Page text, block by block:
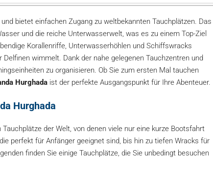
bietet einfachen Zugang zu weltbekannten Tauchplätzen. Das
und die reiche Unterwasserwelt, was es zu einem Top-Ziel
Korallenriffe, Unterwasserhöhlen und Schiffswracks
wimmelt. Dank der nahe gelegenen Tauchzentren und
zu organisieren. Ob Sie zum ersten Mal tauchen
Hurghada ist der perfekte Ausgangspunkt für Ihre Abenteuer.
Hurghada
der Welt, von denen viele nur eine kurze Bootsfahrt
perfekt für Anfänger geeignet sind, bis hin zu tiefen Wracks für
finden Sie einige Tauchplätze, die Sie unbedingt besuchen